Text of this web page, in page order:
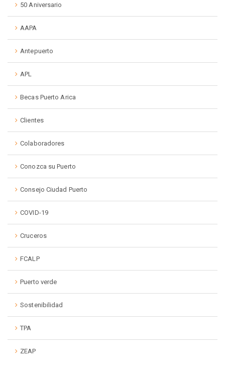
50 Aniversario
AAPA
Antepuerto
APL
Becas Puerto Arica
Clientes
Colaboradores
Conozca su Puerto
Consejo Ciudad Puerto
COVID-19
Cruceros
FCALP
Puerto verde
Sostenibilidad
TPA
ZEAP